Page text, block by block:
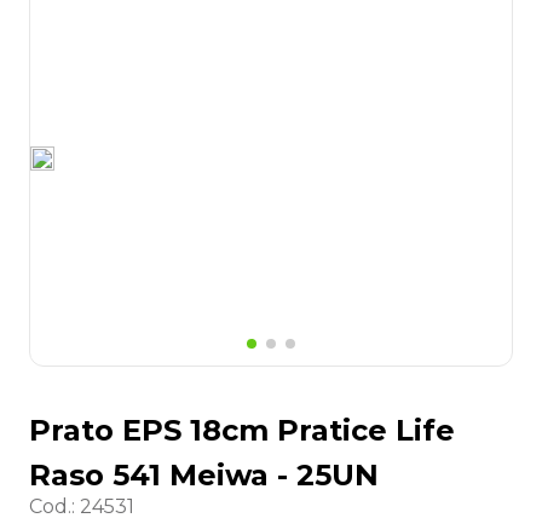
Prato EPS 18cm Pratice Life
Raso 541 Meiwa - 25UN
Cod.: 24531
8